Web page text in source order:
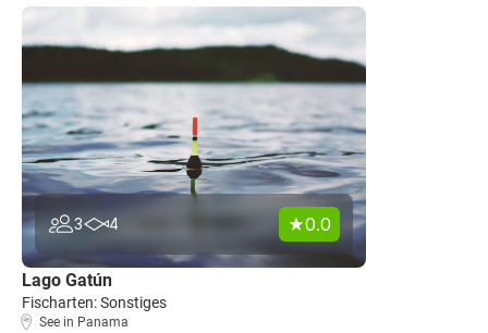
3 4 0.0
Lago Gatún
Fischarten: Sonstiges
See in Panama